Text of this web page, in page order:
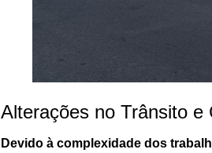
Alterações no Trânsito e
Devido à complexidade dos